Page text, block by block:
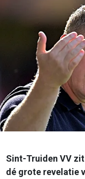
Sint-Truiden VV
dé grote revelatie